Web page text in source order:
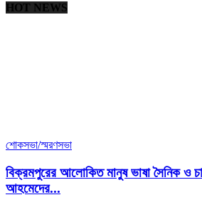
HOT NEWS
শোকসভা/স্মরণসভা
বিক্রমপুরের আলোকিত মানুষ ভাষা সৈনিক ও
আহমেদের...